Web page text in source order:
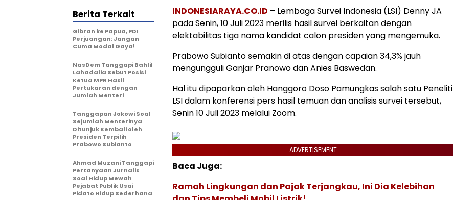
INDONESIARAYA.CO.ID – Lembaga Survei Indonesia (LSI) Denny JA
pada Senin, 10 Juli 2023 merilis hasil survei berkaitan dengan
elektabilitas tiga nama kandidat calon presiden yang mengemuka.
Prabowo Subianto semakin di atas dengan capaian 34,3% jauh
mengungguli Ganjar Pranowo dan Anies Baswedan.
Hal itu dipaparkan oleh Hanggoro Doso Pamungkas salah satu Peneliti
LSI dalam konferensi pers hasil temuan dan analisis survei tersebut,
Senin 10 Juli 2023 melalui Zoom.
ADVERTISEMENT
Baca Juga:
Ramah Lingkungan dan Pajak Terjangkau, Ini Dia Kelebihan
Berita Terkait
Gibran ke Papua, PDI
Perjuangan: Jangan
Cuma Modal Gaya!
NasDem Tanggapi Bahlil
Lahadalia Sebut Posisi
Ketua MPR Hasil
Pertukaran dengan
Jumlah Menteri
Tanggapan Jokowi Soal
Sejumlah Menterinya
Ditunjuk Kembali oleh
Presiden Terpilih
Prabowo Subianto
Ahmad Muzani Tanggapi
Pertanyaan Jurnalis
Soal Hidup Mewah
Pejabat Publik Usai
Pidato Hidup Sederhana